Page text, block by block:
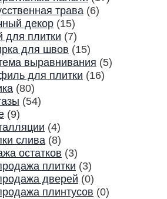
трава (6)
декор (15)
для плитки (7)
для швов (15)
выравнивания (5)
для плитки (16)
(80)
(54)
(9)
(4)
слива (8)
остатков (3)
плитки (3)
дверей (0)
плинтусов (0)